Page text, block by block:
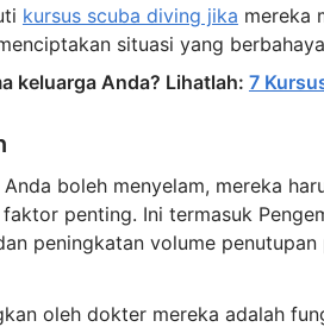
kursus scuba diving jika mereka
situasi yang
keluarga Anda? Lihatlah: 7
boleh menyelam, mereka
penting. Ini termasuk
peningkatan volume
oleh dokter mereka adalah